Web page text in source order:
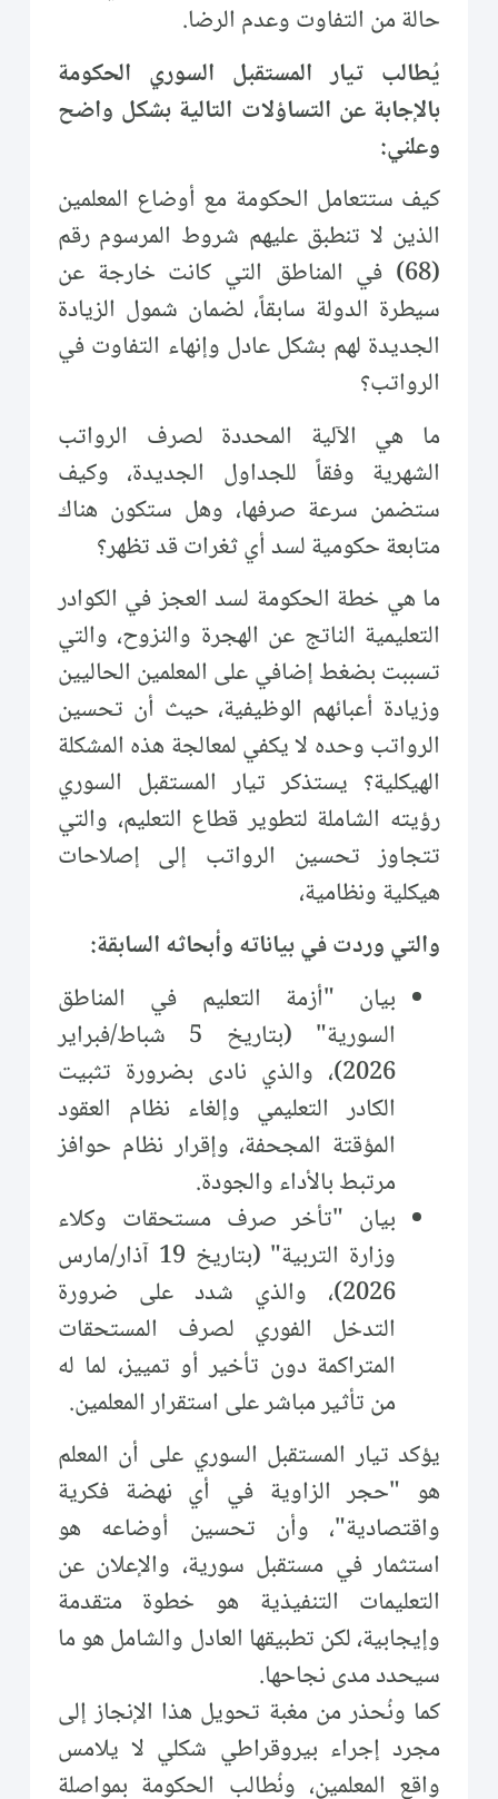
حالة من التفاوت وعدم الرضا.
يُطالب تيار المستقبل السوري الحكومة
بالإجابة عن التساؤلات التالية بشكل واضح
وعلني:
كيف ستتعامل الحكومة مع أوضاع المعلمين
الذين لا تنطبق عليهم شروط المرسوم رقم
(68) في المناطق التي كانت خارجة عن
سيطرة الدولة سابقاً، لضمان شمول الزيادة
الجديدة لهم بشكل عادل وإنهاء التفاوت في
الرواتب؟
ما هي الآلية المحددة لصرف الرواتب
الشهرية وفقاً للجداول الجديدة، وكيف
ستضمن سرعة صرفها، وهل ستكون هناك
متابعة حكومية لسد أي ثغرات قد تظهر؟
ما هي خطة الحكومة لسد العجز في الكوادر
التعليمية الناتج عن الهجرة والنزوح، والتي
تسببت بضغط إضافي على المعلمين الحاليين
وزيادة أعبائهم الوظيفية، حيث أن تحسين
الرواتب وحده لا يكفي لمعالجة هذه المشكلة
الهيكلية؟ يستذكر تيار المستقبل السوري
رؤيته الشاملة لتطوير قطاع التعليم، والتي
تتجاوز تحسين الرواتب إلى إصلاحات
هيكلية ونظامية،
والتي وردت في بياناته وأبحاثه السابقة:
بيان "أزمة التعليم في المناطق
السورية" (بتاريخ 5 شباط/فبراير
2026)، والذي نادى بضرورة تثبيت
الكادر التعليمي وإلغاء نظام العقود
المؤقتة المجحفة، وإقرار نظام حوافز
مرتبط بالأداء والجودة.
بيان "تأخر صرف مستحقات وكلاء
وزارة التربية" (بتاريخ 19 آذار/مارس
2026)، والذي شدد على ضرورة
التدخل الفوري لصرف المستحقات
المتراكمة دون تأخير أو تمييز، لما له
من تأثير مباشر على استقرار المعلمين.
يؤكد تيار المستقبل السوري على أن المعلم
هو "حجر الزاوية في أي نهضة فكرية
واقتصادية"، وأن تحسين أوضاعه هو
استثمار في مستقبل سورية، والإعلان عن
التعليمات التنفيذية هو خطوة متقدمة
وإيجابية، لكن تطبيقها العادل والشامل هو ما
سيحدد مدى نجاحها.
كما ونُحذر من مغبة تحويل هذا الإنجاز إلى
مجرد إجراء بيروقراطي شكلي لا يلامس
واقع المعلمين، ونُطالب الحكومة بمواصلة